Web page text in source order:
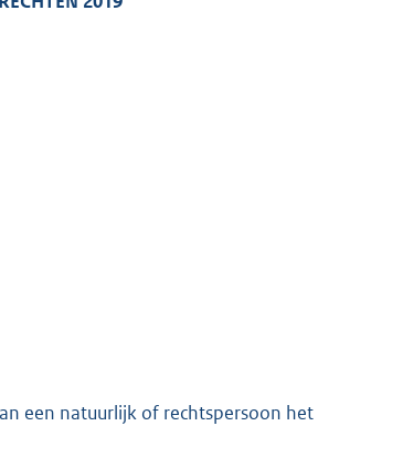
een natuurlijk of rechtspersoon het